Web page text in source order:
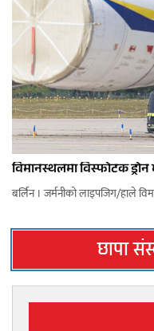
विमानस्थलमा विस्फोटक
बर्लिन । जर्मनीको लाइपजिग/हाले
छापा